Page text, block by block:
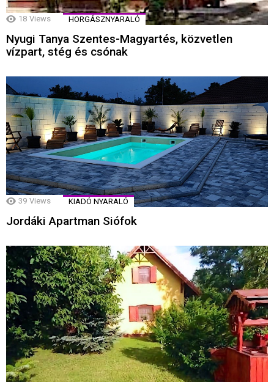
18 Views HORGÁSZNYARALÓ
Nyugi Tanya Szentes-Magyartés, közvetlen
vízpart, stég és csónak
39 Views KIADÓ NYARALÓ
Jordáki Apartman Siófok